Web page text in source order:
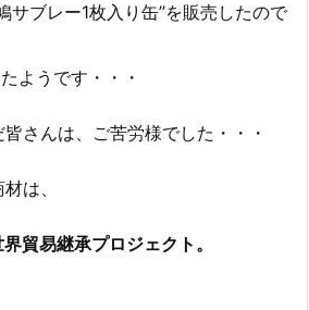
サブレー1枚入り缶’’を販売したので
ようです・・・
さんは、ご苦労様でした・・・
は、
貿易継承プロジェクト。